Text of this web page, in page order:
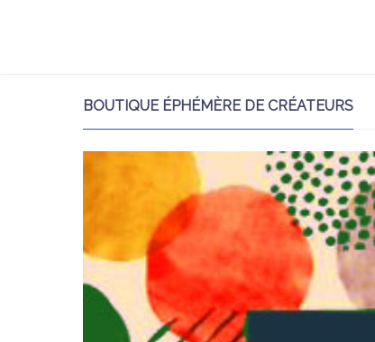
BOUTIQUE ÉPHÉMÈRE DE CRÉATEURS